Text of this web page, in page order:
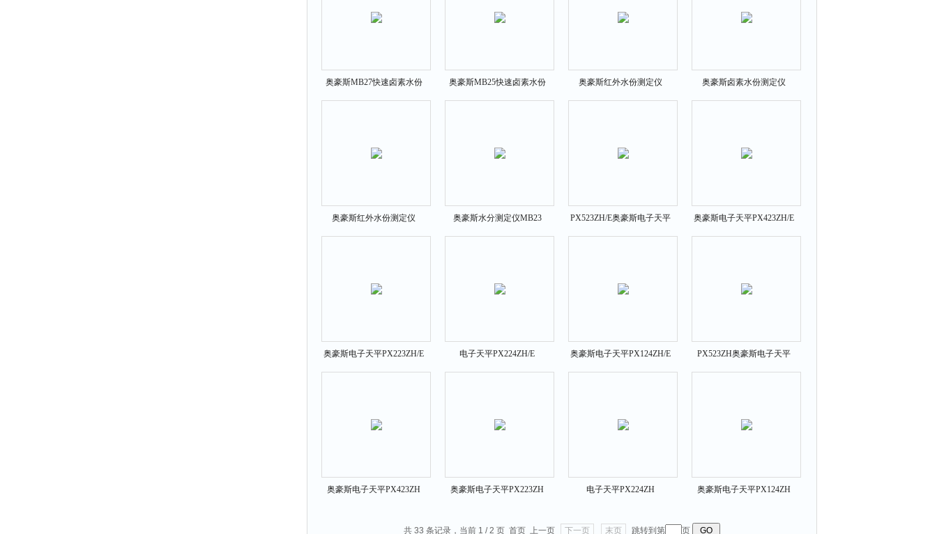
奥豪斯MB27快速卤素水份
测定仪
奥豪斯MB25快速卤素水份
测定仪
奥豪斯红外水份测定仪
MB27
奥豪斯卤素水份测定仪
MB25
奥豪斯红外水份测定仪
MB23
奥豪斯水分测定仪MB23 PX523ZH/E奥豪斯电子天平 奥豪斯电子天平PX423ZH/E
奥豪斯电子天平PX223ZH/E 电子天平PX224ZH/E 奥豪斯电子天平PX124ZH/E PX523ZH奥豪斯电子天平
奥豪斯电子天平PX423ZH 奥豪斯电子天平PX223ZH 电子天平PX224ZH 奥豪斯电子天平PX124ZH
共 33 条记录，当前 1 / 2 页 首页 上一页 下一页 末页 跳转到第 页